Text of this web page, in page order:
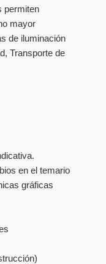
permiten
mayor
de iluminación
Transporte de
en el temario
gráficas